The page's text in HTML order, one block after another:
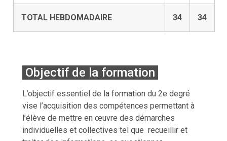
TOTAL HEBDOMADAIRE 34 34
Objectif de la formation
L’objectif essentiel de la formation du 2e degré
vise l’acquisition des compétences permettant à
l’élève de mettre en œuvre des démarches
individuelles et collectives tel que recueillir et